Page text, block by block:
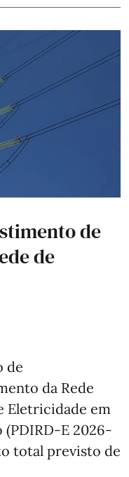
de
de
de
da Rede
Eletricidade em
(PDIRD-E 2026-
total previsto de